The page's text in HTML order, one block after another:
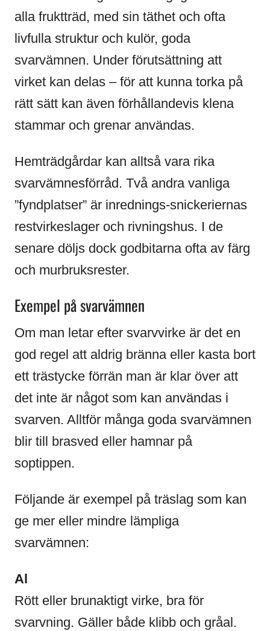
alla fruktträd, med sin täthet och ofta
livfulla struktur och kulör, goda
svarvämnen. Under förutsättning att
virket kan delas – för att kunna torka på
rätt sätt kan även förhållandevis klena
stammar och grenar användas.
Hemträdgårdar kan alltså vara rika
svarvämnesförråd. Två andra vanliga
”fyndplatser” är inrednings-snickeriernas
restvirkeslager och rivningshus. I de
senare döljs dock godbitarna ofta av färg
och murbruksrester.
Exempel på svarvämnen
Om man letar efter svarvvirke är det en
god regel att aldrig bränna eller kasta bort
ett trästycke förrän man är klar över att
det inte är något som kan användas i
svarven. Alltför många goda svarvämnen
blir till brasved eller hamnar på
soptippen.
Följande är exempel på träslag som kan
ge mer eller mindre lämpliga
svarvämnen:
Al
Rött eller brunaktigt virke, bra för
svarvning. Gäller både klibb och gråal.